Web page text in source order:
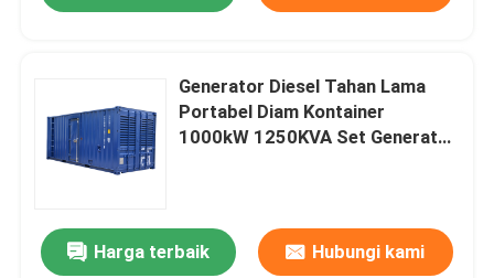
Tur Pabrik
Permintaan Penawaran
Generator Diesel Cummins
Generator Diesel Tahan Lama
Portabel Diam Kontainer
1000kW 1250KVA Set Generator
Harga terbaik Hubungi kami